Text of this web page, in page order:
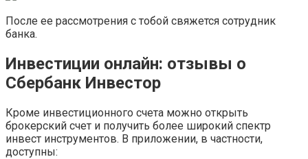
После ее рассмотрения с тобой свяжется сотрудник
банка.
Инвестиции онлайн: отзывы о
Сбербанк Инвестор
Кроме инвестиционного счета можно открыть
брокерский счет и получить более широкий спектр
инвест инструментов. В приложении, в частности,
доступны: